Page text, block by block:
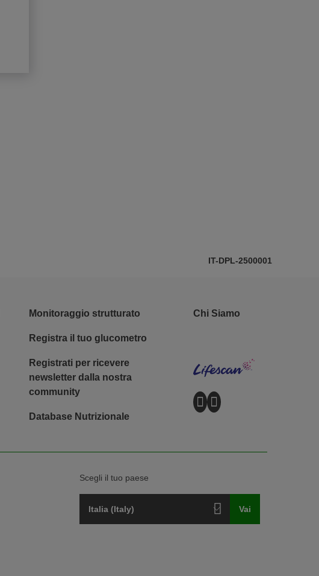
IT-DPL-2500001
Monitoraggio strutturato
Registra il tuo glucometro
Registrati per ricevere
newsletter dalla nostra
community
Database Nutrizionale
Footer - Social
Chi Siamo
Scegli il tuo paese
Italia (Italy)